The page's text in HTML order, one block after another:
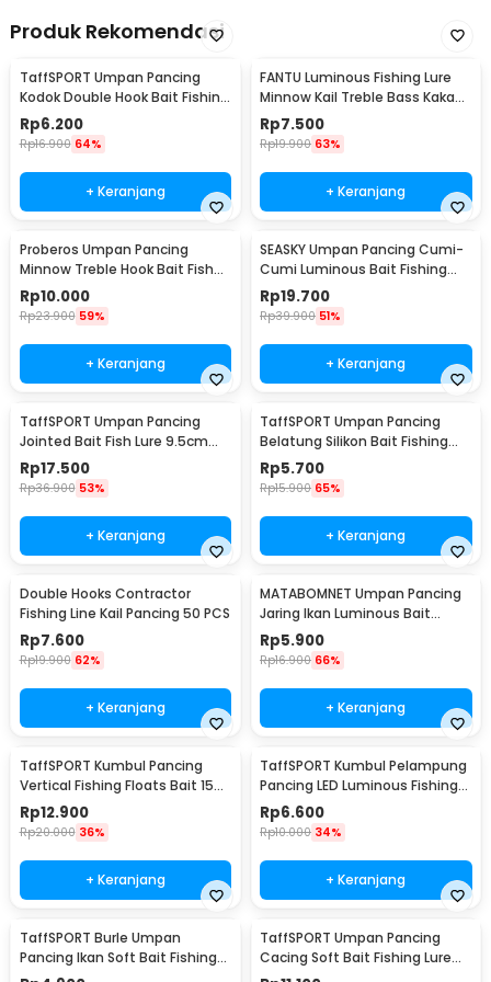
Produk Rekomendasi
TaffSPORT Umpan Pancing
Kodok Double Hook Bait Fishing
Lure 6cm - UMK01
Rp6.200
Rp16.900 64%
+ Keranjang
FANTU Luminous Fishing Lure
Minnow Kail Treble Bass Kakap
8.5cm 8g - LB
Rp7.500
Rp19.900 63%
+ Keranjang
Proberos Umpan Pancing
Minnow Treble Hook Bait Fish
Lure 11cm 1 PCS - PB333
Rp10.000
Rp23.900 59%
+ Keranjang
SEASKY Umpan Pancing Cumi-
Cumi Luminous Bait Fishing
Lure 10cm 10 PCS
Rp19.700
Rp39.900 51%
+ Keranjang
TaffSPORT Umpan Pancing
Jointed Bait Fish Lure 9.5cm
20g 1 PCS - VSJ06-4
Rp17.500
Rp36.900 53%
+ Keranjang
TaffSPORT Umpan Pancing
Belatung Silikon Bait Fishing
Lure 2cm 50 PCS - WD-160
Rp5.700
Rp15.900 65%
+ Keranjang
Double Hooks Contractor
Fishing Line Kail Pancing 50 PCS
Rp7.600
Rp19.900 62%
+ Keranjang
MATABOMNET Umpan Pancing
Jaring Ikan Luminous Bait
Fishing Lure 95 cm - 10118
Rp5.900
Rp16.900 66%
+ Keranjang
TaffSPORT Kumbul Pancing
Vertical Fishing Floats Bait 15
PCS - P0015
Rp12.900
Rp20.000 36%
+ Keranjang
TaffSPORT Kumbul Pelampung
Pancing LED Luminous Fishing
Float 2 PCS - NT-02
Rp6.600
Rp10.000 34%
+ Keranjang
TaffSPORT Burle Umpan
Pancing Ikan Soft Bait Fishing
Lure 7cm 10PCS - L72
TaffSPORT Umpan Pancing
Cacing Soft Bait Fishing Lure
1.75g 7 PCS